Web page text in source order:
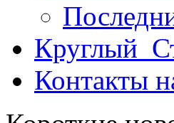
Контакты